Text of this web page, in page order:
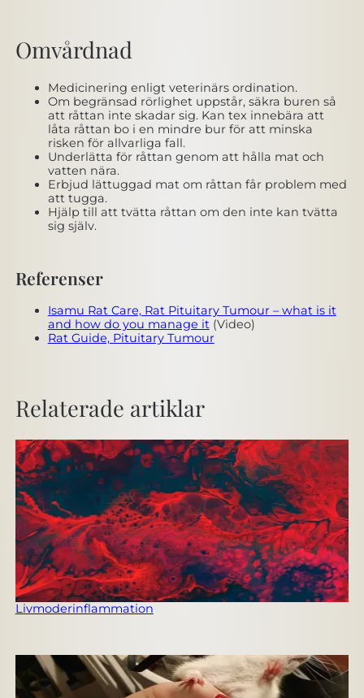
Omvårdnad
Medicinering enligt veterinärs ordination.
Om begränsad rörlighet uppstår, säkra buren så
att råttan inte skadar sig. Kan tex innebära att
låta råttan bo i en mindre bur för att minska
risken för allvarliga fall.
Underlätta för råttan genom att hålla mat och
vatten nära.
Erbjud lättuggad mat om råttan får problem med
att tugga.
Hjälp till att tvätta råttan om den inte kan tvätta
sig själv.
Referenser
Isamu Rat Care, Rat Pituitary Tumour – what is it
and how do you manage it(Video)
Rat Guide, Pituitary Tumour
Relaterade artiklar
Livmoderinflammation